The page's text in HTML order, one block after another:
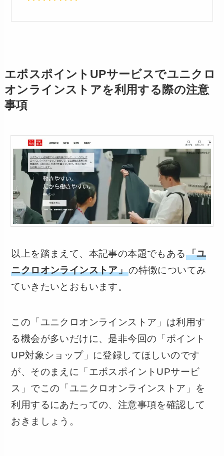
エポスポイントUPサービスでユニクロ
オンラインストアを利用する際の注意
事項
以上を踏まえて、本記事の本題でもある 「ユ
ニクロオンラインストア」の特徴についてみ
ていきたいとおもいます。
この「ユニクロオンラインストア」は利用す
る機会が多いだけに、是非今回の「ポイント
UP対象ショップ」に登録してほしいのです
が、そのまえに「エポスポイントUPサービ
ス」でこの「ユニクロオンラインストア」を
利用するにあたっての、注意事項を確認して
おきましょう。